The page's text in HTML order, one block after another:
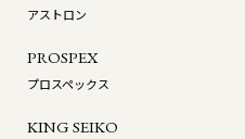
アストロン
PROSPEX
プロスペックス
KING SEIKO